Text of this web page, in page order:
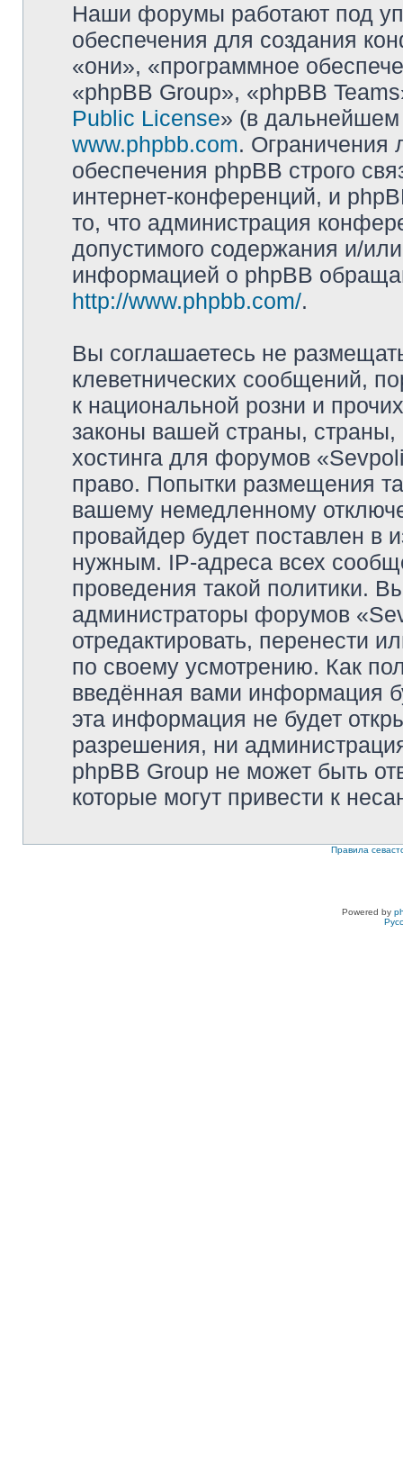
Наши форумы работают под
обеспечения для создания
«они», «программное
«phpBB Group», «phpBB
Public License» (в дальнейшем
www.phpbb.com. Ограничения
обеспечения phpBB строго
интернет-конференций, и
то, что администрация
допустимого содержания и/
информацией о phpBB
http://www.phpbb.com/.
Вы соглашаетесь не
клеветнических сообщений,
к национальной розни и
законы вашей страны, страны,
хостинга для форумов
право. Попытки размещения
вашему немедленному
провайдер будет поставлен в
нужным. IP-адреса всех
проведения такой политики.
администраторы форумов
отредактировать, перенести
по своему усмотрению. Как
введённая вами информация
эта информация не будет
разрешения, ни
phpBB Group не может быть
которые могут привести к
Правила
Powered by